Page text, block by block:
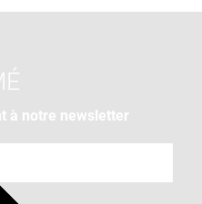
à notre newsletter